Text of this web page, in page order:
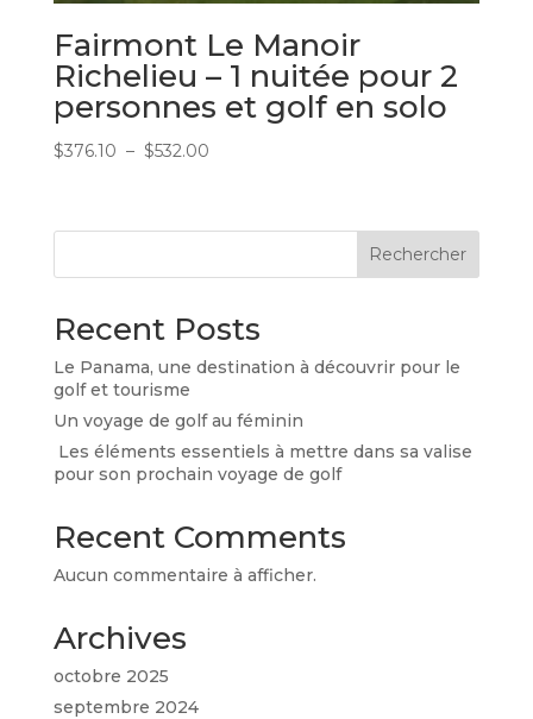
Fairmont Le Manoir
Richelieu – 1 nuitée pour 2
personnes et golf en solo
$376.10 – $532.00Plage
$376.10
Rechercher
Recent Posts
Le Panama, une destination à découvrir pour le
golf et tourisme
Un voyage de golf au féminin
Les éléments essentiels à mettre dans sa valise
pour son prochain voyage de golf
Recent Comments
Aucun commentaire à afficher.
Archives
octobre 2025
septembre 2024